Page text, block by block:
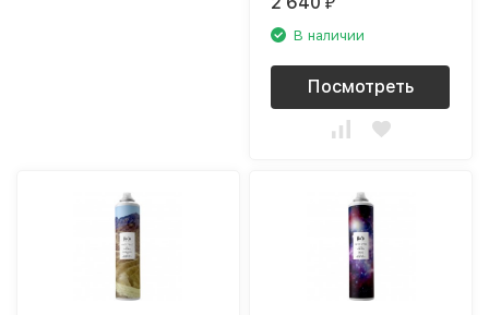
В наличии
Посмотреть